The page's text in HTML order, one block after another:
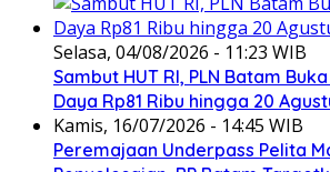
Selasa, 04/08/2026 - 11:23 WIB
Sambut HUT RI, PLN Batam
Daya Rp81 Ribu hingga 20
Kamis, 16/07/2026 - 14:45 WIB
Peremajaan Underpass Pelita